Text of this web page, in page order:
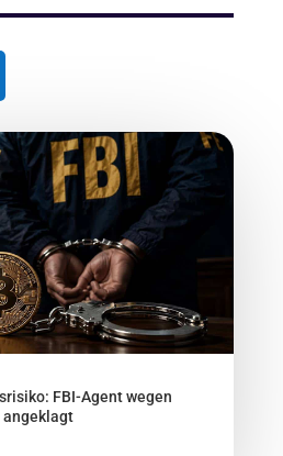
FBI-Agent wegen